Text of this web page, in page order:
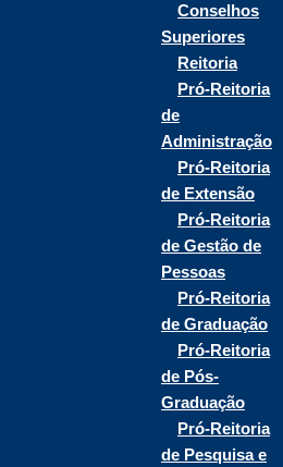
Conselhos
Superiores
Reitoria
Pró-Reitoria
de
Administração
Pró-Reitoria
de Extensão
Pró-Reitoria
de Gestão de
Pessoas
Pró-Reitoria
de Graduação
Pró-Reitoria
de Pós-
Graduação
Pró-Reitoria
de Pesquisa e